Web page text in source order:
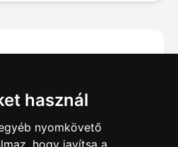
használ
nyomkövető
hogy javítsa a
feltételekkel.